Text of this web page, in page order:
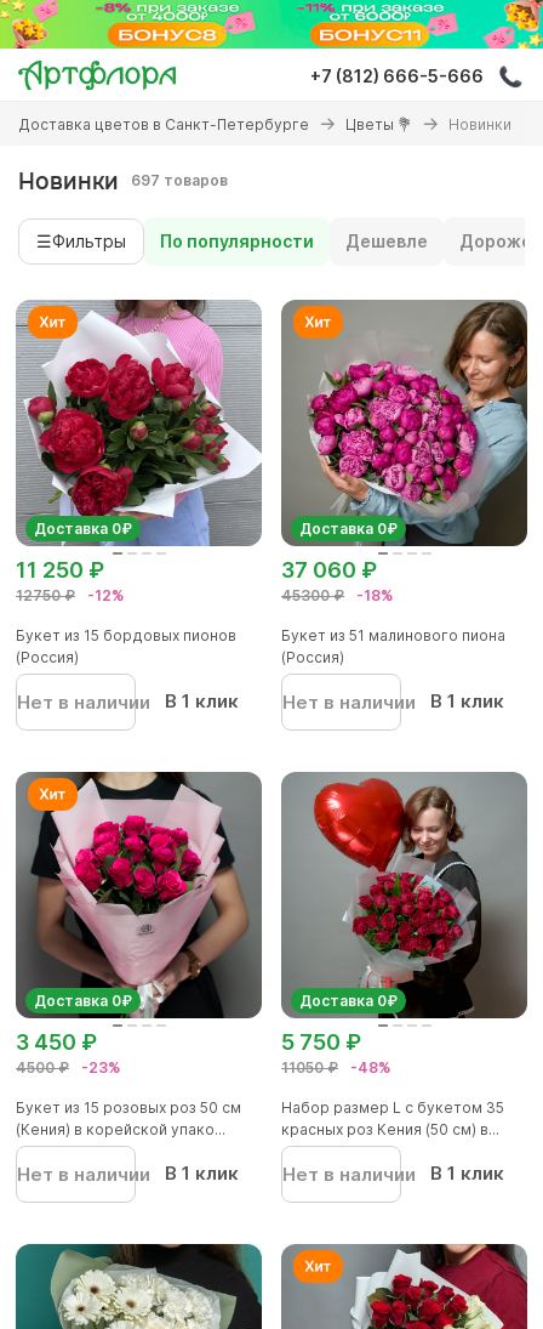
Перейти
основному
содержанию
+7 (812) 666-5-666
Вы
здесь
Доставка цветов в Санкт-Петербурге Цветы 💐 Новинки
Новинки 697 товаров
☰Фильтры По популярности Дешевле Дороже
Доставка 0₽
12750 ₽ -12%
11 250 ₽
Букет из 15 бордовых пионов
(Россия)
Нет в наличии В 1 клик
Доставка 0₽
45300 ₽ -18%
37 060 ₽
Букет из 51 малинового пиона
(Россия)
Нет в наличии В 1 клик
Доставка 0₽
4500 ₽ -23%
3 450 ₽
Букет из 15 розовых роз 50 см
(Кения) в корейской упако...
Нет в наличии В 1 клик
Доставка 0₽
11050 ₽ -48%
5 750 ₽
Набор размер L с букетом 35
красных роз Кения (50 см) в...
Нет в наличии В 1 клик